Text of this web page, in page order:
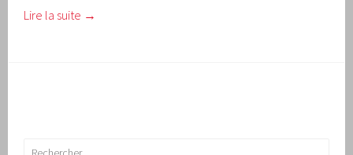
Lire la suite →
Rechercher :